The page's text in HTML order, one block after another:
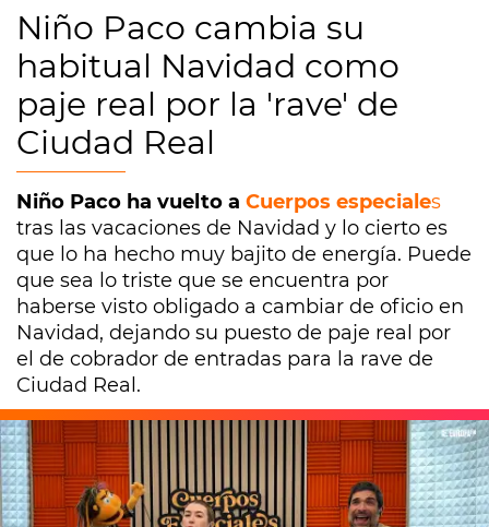
Niño Paco cambia su
habitual Navidad como
paje real por la 'rave' de
Ciudad Real
Niño Paco ha vuelto a Cuerpos especiales
tras las vacaciones de Navidad y lo cierto es
que lo ha hecho muy bajito de energía. Puede
que sea lo triste que se encuentra por
haberse visto obligado a cambiar de oficio en
Navidad, dejando su puesto de paje real por
el de cobrador de entradas para la rave de
Ciudad Real.